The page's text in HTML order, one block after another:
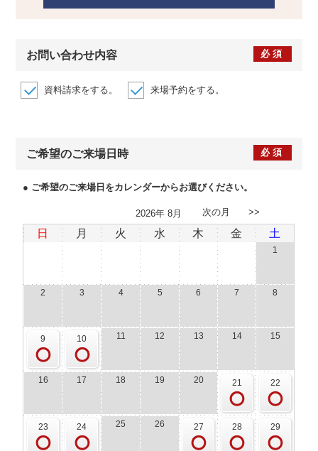
お問い合わせ内容 必須
資料請求をする。 来場予約をする。
必須
ご希望のご来場日時
● ご希望のご来場日をカレンダーからお選びください。
次の月 >>
2026年8月
日 月 火 水 木 金 土
1
2 3 4 5 6 7 8
9 10 11 12 13 14 15
16 17 18 19 20 21 22
23 24 25 26 27 28 29